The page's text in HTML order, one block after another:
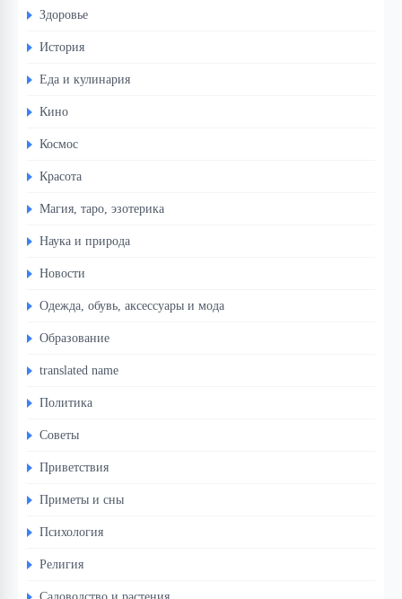
Здоровье
История
Еда и кулинария
Кино
Космос
Красота
Магия, таро, эзотерика
Наука и природа
Новости
Одежда, обувь, аксессуары и мода
Образование
translated name
Политика
Советы
Приветствия
Приметы и сны
Психология
Религия